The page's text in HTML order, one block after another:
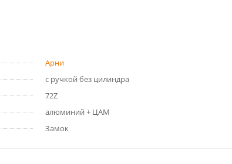
Арни
с ручкой без цилиндра
72Z
алюминий + ЦАМ
Замок